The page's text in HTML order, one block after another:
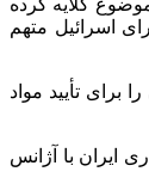
اسرائیل متهم
اجازه دهد بازرسی‌هایی را برای تأیید مواد
ایران با آژانس